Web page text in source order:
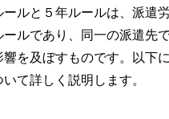
ルと５年ルールは、派遣
ールであり、同一の派遣先
響を及ぼすものです。以下
て詳しく説明します。